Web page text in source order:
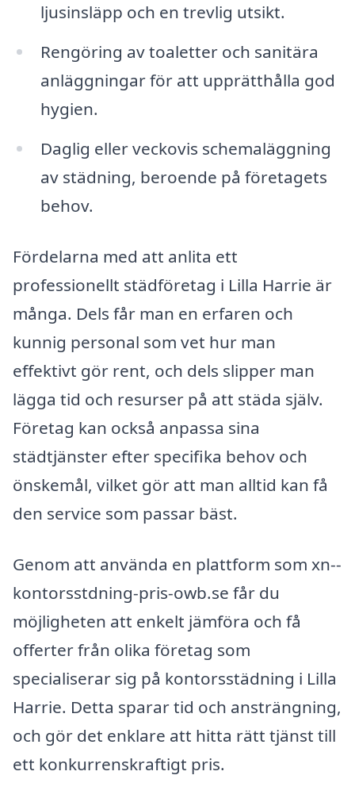
ljusinsläpp och en trevlig utsikt.
Rengöring av toaletter och sanitära
anläggningar för att upprätthålla god
hygien.
Daglig eller veckovis schemaläggning
av städning, beroende på företagets
behov.
Fördelarna med att anlita ett
professionellt städföretag i Lilla Harrie är
många. Dels får man en erfaren och
kunnig personal som vet hur man
effektivt gör rent, och dels slipper man
lägga tid och resurser på att städa själv.
Företag kan också anpassa sina
städtjänster efter specifika behov och
önskemål, vilket gör att man alltid kan få
den service som passar bäst.
Genom att använda en plattform som xn--
kontorsstdning-pris-owb.se får du
möjligheten att enkelt jämföra och få
offerter från olika företag som
specialiserar sig på kontorsstädning i Lilla
Harrie. Detta sparar tid och ansträngning,
och gör det enklare att hitta rätt tjänst till
ett konkurrenskraftigt pris.